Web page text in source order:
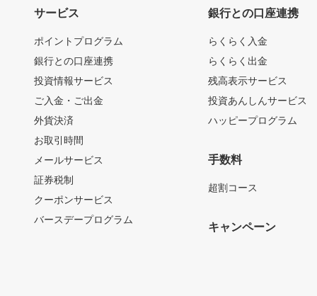
サービス
ポイントプログラム
銀行との口座連携
投資情報サービス
ご入金・ご出金
外貨決済
お取引時間
メールサービス
証券税制
クーポンサービス
バースデープログラム
銀行との口座連携
らくらく入金
らくらく出金
残高表示サービス
投資あんしんサービス
ハッピープログラム
手数料
超割コース
キャンペーン